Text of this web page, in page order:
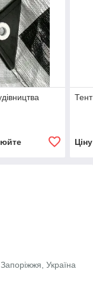
Україна